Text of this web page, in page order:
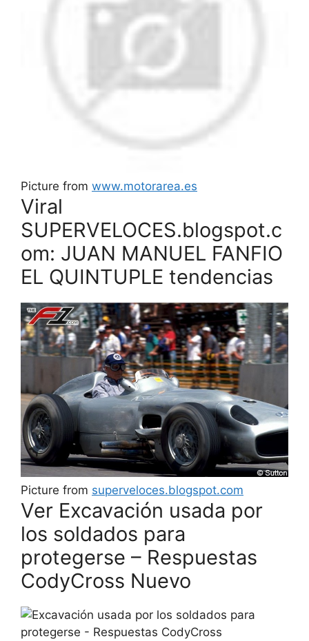
Picture from www.motorarea.es
Viral
SUPERVELOCES.blogspot.c
om: JUAN MANUEL FANFIO
EL QUINTUPLE tendencias
Picture from superveloces.blogspot.com
Ver Excavación usada por
los soldados para
protegerse – Respuestas
CodyCross Nuevo